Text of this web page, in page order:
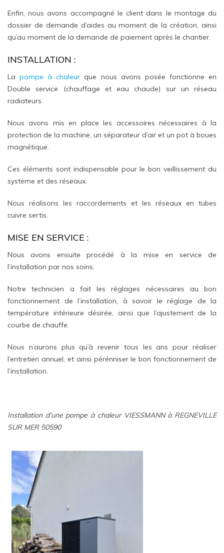
Enfin, nous avons accompagné le client dans le montage du
dossier de demande d’aides au moment de la création, ainsi
qu’au moment de la demande de paiement après le chantier.
INSTALLATION :
Lapompe à chaleur que nous avons posée fonctionne en
Double service (chauffage et eau chaude) sur un réseau
radiateurs.
Nous avons mis en place les accessoires nécessaires à la
protection de la machine, un séparateur d’air et un pot à boues
magnétique.
Ces éléments sont indispensable pour le bon veillissement du
système et des réseaux.
Nous réalisons les raccordements et les réseaux en tubes
cuivre sertis.
MISE EN SERVICE :
Nous avons ensuite procédé à la mise en service de
l’installation par nos soins.
Notre technicien a fait les réglages nécessaires au bon
fonctionnement de l’installation, à savoir le réglage de la
température intérieure désirée, ainsi que l’ajustement de la
courbe de chauffe.
Nous n’aurons plus qu’à revenir tous les ans pour réaliser
l’entretien annuel, et ainsi pérénniser le bon fonctionnement de
l’installation.
Installation d’une pompe à chaleur VIESSMANN à REGNEVILLE
SUR MER 50590